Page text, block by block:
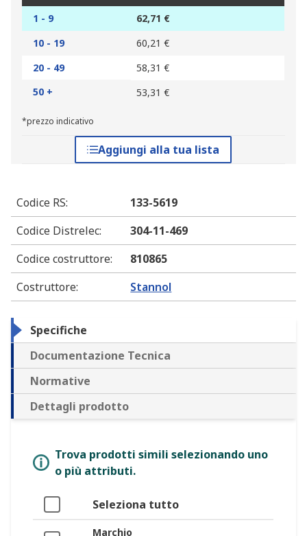
1 - 9
62,71 €
10 - 19
60,21 €
20 - 49
58,31 €
50 +
53,31 €
*prezzo indicativo
Aggiungi alla tua lista
Codice RS:
133-5619
Codice Distrelec:
304-11-469
Codice costruttore:
810865
Costruttore: Stannol
Specifiche
Documentazione Tecnica
Normative
Dettagli prodotto
Trova prodotti simili selezionando uno
o più attributi.
Seleziona tutto
Marchio